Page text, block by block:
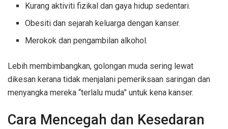
Kurang aktiviti fizikal dan gaya hidup sedentari.
Obesiti dan sejarah keluarga dengan kanser.
Merokok dan pengambilan alkohol.
Lebih membimbangkan, golongan muda sering lewat
dikesan kerana tidak menjalani pemeriksaan saringan dan
menyangka mereka “terlalu muda” untuk kena kanser.
Cara Mencegah dan Kesedaran